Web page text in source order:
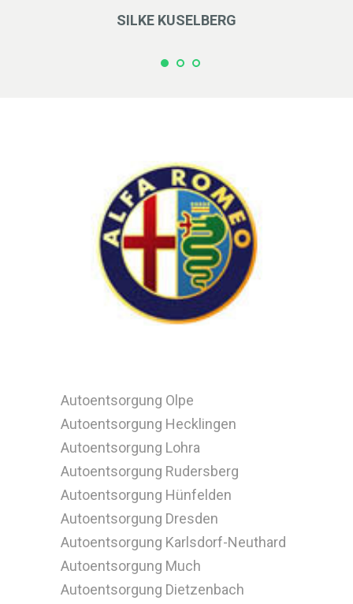
SILKE KUSELBERG
Autoentsorgung Olpe
Autoentsorgung Hecklingen
Autoentsorgung Lohra
Autoentsorgung Rudersberg
Autoentsorgung Hünfelden
Autoentsorgung Dresden
Autoentsorgung Karlsdorf-Neuthard
Autoentsorgung Much
Autoentsorgung Dietzenbach